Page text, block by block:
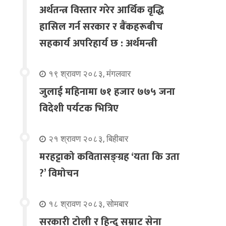
अर्थतन्त्र विस्तार गरेर आर्थिक वृद्धि
हासिल गर्न सरकार र बैंकहरूबीच
सहकार्य अपरिहार्य छ : अर्थमन्त्री
१९ श्रावण २०८३, मंगलवार
जुलाई महिनामा ७१ हजार ७७५ जना
विदेशी पर्यटक भित्रिए
२१ श्रावण २०८३, बिहीबार
मरहट्टाको कवितासङ्ग्रह ‘यता कि उता
?’ विमोचन
१८ श्रावण २०८३, सोमबार
सरकारी टोली र हिन्दू सम्राट सेना